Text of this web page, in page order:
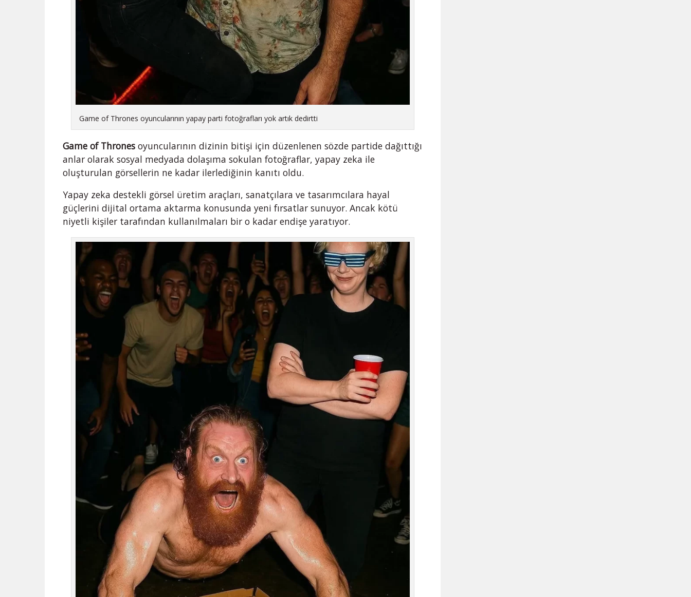
Game of Thrones oyuncularının yapay parti fotoğrafları yok artık dedirtti
Game of Thrones oyuncularının dizinin bitişi için düzenlenen sözde partide dağıttığı
anlar olarak sosyal medyada dolaşıma sokulan fotoğraflar, yapay zeka ile
oluşturulan görsellerin ne kadar ilerlediğinin kanıtı oldu.
Yapay zeka destekli görsel üretim araçları, sanatçılara ve tasarımcılara hayal
güçlerini dijital ortama aktarma konusunda yeni fırsatlar sunuyor. Ancak kötü
niyetli kişiler tarafından kullanılmaları bir o kadar endişe yaratıyor.